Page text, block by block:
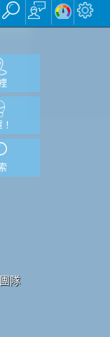
隊